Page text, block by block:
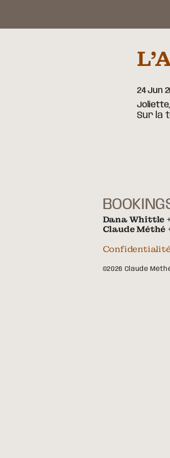
24 Jun
Joliette,
Sur la
Dana Whittle
Claude Méthé
©2026 Claude